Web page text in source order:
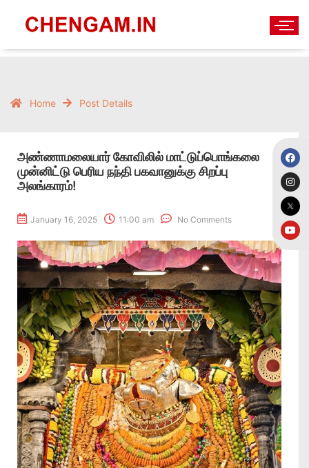
Home Post Details
அண்ணாமலையார் கோவிலில் மாட்டுப்பொங்கலை
முன்னிட்டு பெரிய நந்தி பகவானுக்கு சிறப்பு
அலங்காரம்!
January 16, 2025 11:00 am No Comments